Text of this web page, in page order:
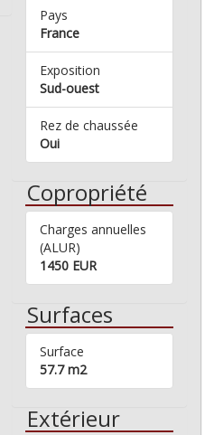
Pays
France
Exposition
Sud-ouest
Rez de chaussée
Oui
Copropriété
Charges annuelles
(ALUR)
1450 EUR
Surfaces
Surface
57.7 m2
Extérieur